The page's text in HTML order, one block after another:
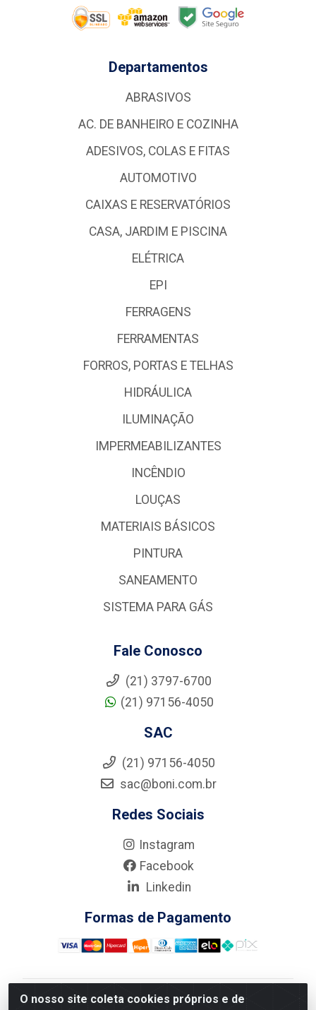
O nosso site coleta cookies próprios e de
Departamentos
ABRASIVOS
AC. DE BANHEIRO E COZINHA
ADESIVOS, COLAS E FITAS
AUTOMOTIVO
CAIXAS E RESERVATÓRIOS
CASA, JARDIM E PISCINA
ELÉTRICA
EPI
FERRAGENS
FERRAMENTAS
FORROS, PORTAS E TELHAS
HIDRÁULICA
ILUMINAÇÃO
IMPERMEABILIZANTES
INCÊNDIO
LOUÇAS
MATERIAIS BÁSICOS
PINTURA
SANEAMENTO
SISTEMA PARA GÁS
Fale Conosco
(21) 3797-6700
(21) 97156-4050
SAC
(21) 97156-4050
sac@boni.com.br
Redes Sociais
Instagram
Facebook
Linkedin
Formas de Pagamento
Nova Boni Distribuidora de Material de Construção LTDA